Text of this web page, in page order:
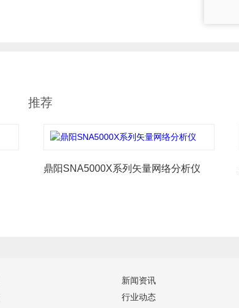
推荐
鼎阳SNA5000X系列矢量网络分析仪
新闻资讯
行业动态